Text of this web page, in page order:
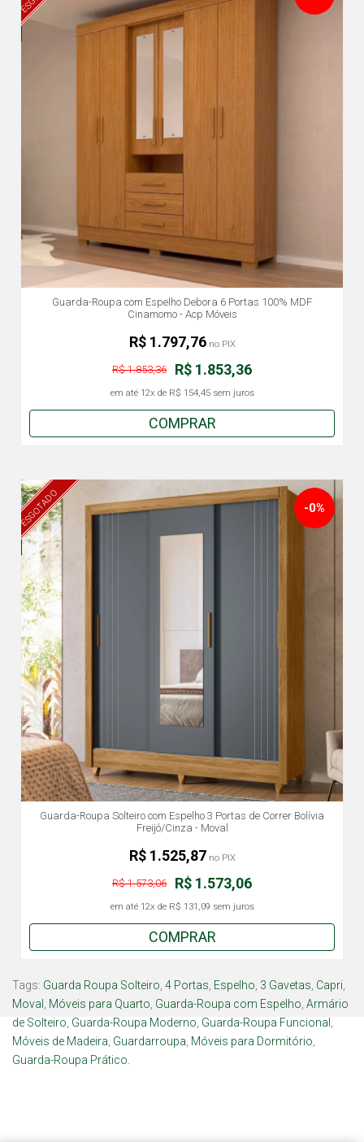
Guarda-Roupa com Espelho Debora 6 Portas 100% MDF
Cinamomo - Acp Móveis
R$ 1.853,36
R$ 1.853,36
em até 12x de R$ 154,45sem juros
R$ 1.797,76no PIX
COMPRAR
ESGOTADO
Guarda-Roupa Solteiro com Espelho 3 Portas de Correr Bolívia
Freijó/Cinza - Moval
-0%
R$ 1.573,06
R$ 1.573,06
em até 12x de R$ 131,09 sem juros
R$ 1.525,87 no PIX
COMPRAR
Tags: Guarda Roupa Solteiro 4 Portas Espelho 3 Gavetas Capri
Moval
Móveis para Quarto Guarda-Roupa com Espelho Armário
de Solteiro Guarda-Roupa Moderno Guarda-Roupa Funcional
Móveis de Madeira Guardarroupa Móveis para Dormitório
Guarda-Roupa Prático.